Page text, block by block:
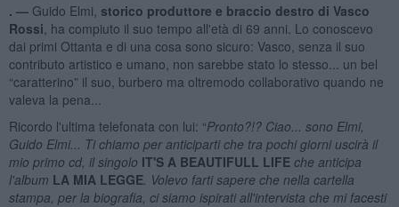
. — Guido Elmi, storico produttore e braccio destro di Vasco
Rossi , ha compiuto il suo tempo all'età di 69 anni. Lo conoscevo
dai primi Ottanta e di una cosa sono sicuro: Vasco, senza il suo
contributo artistico e umano, non sarebbe stato lo stesso... un bel
“caratterino” il suo, burbero ma oltremodo collaborativo quando ne
valeva la pena...
Ricordo l'ultima telefonata con lui: “Pronto?!? Ciao... sono Elmi,
Guido Elmi... Ti chiamo per anticiparti che tra pochi giorni uscirà il
mio primo cd, il singolo IT'S A BEAUTIFULL LIFEche anticipa
l'album LA MIA LEGGE. Volevo farti sapere che nella cartella
stampa, per la biografia, ci siamo ispirati all'intervista che mi facesti